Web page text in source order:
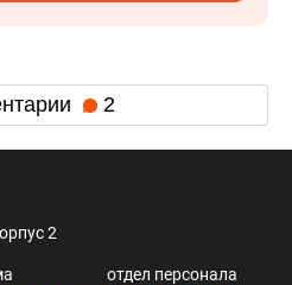
2
2
отдел персонала